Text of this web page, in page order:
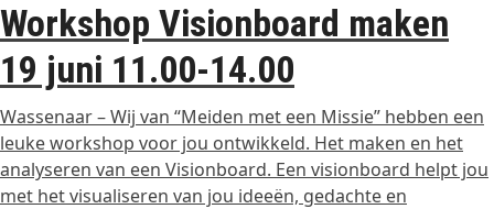
Workshop Visionboard maken
19 juni 11.00-14.00
Wassenaar – Wij van “Meiden met een Missie” hebben een
leuke workshop voor jou ontwikkeld. Het maken en het
analyseren van een Visionboard. Een visionboard helpt jou
met het visualiseren van jou ideeën, gedachte en